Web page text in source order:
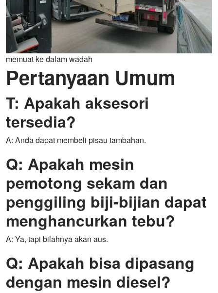
memuat ke dalam wadah
Pertanyaan Umum
T: Apakah aksesori
tersedia?
A: Anda dapat membeli pisau tambahan.
Q: Apakah mesin
pemotong sekam dan
penggiling biji-bijian dapat
menghancurkan tebu?
A: Ya, tapi bilahnya akan aus.
Q: Apakah bisa dipasang
dengan mesin diesel?